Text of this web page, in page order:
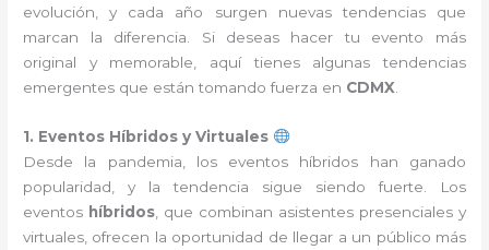
evolución, y cada año surgen nuevas tendencias que
marcan la diferencia. Si deseas hacer tu evento más
original y memorable, aquí tienes algunas tendencias
emergentes que están tomando fuerza en CDMX
1. Eventos Híbridos y Virtuales
Desde la pandemia, los eventos híbridos han ganado
popularidad, y la tendencia sigue siendo fuerte. Los
eventos híbridos , que combinan asistentes presenciales y
virtuales, ofrecen la oportunidad de llegar a un público más